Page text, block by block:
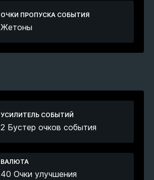
ОЧКИ ПРОПУСКА СОБЫТИЯ
Жетоны
УСИЛИТЕЛЬ СОБЫТИЙ
2 Бустер очков события
ВАЛЮТА
40 Очки улучшения